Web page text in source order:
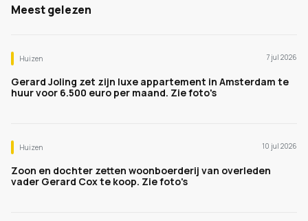
Meest gelezen
Huizen 7 jul 2026
Gerard Joling zet zijn luxe appartement in Amsterdam te
huur voor 6.500 euro per maand. Zie foto's
Huizen 10 jul 2026
Zoon en dochter zetten woonboerderij van overleden
vader Gerard Cox te koop. Zie foto's